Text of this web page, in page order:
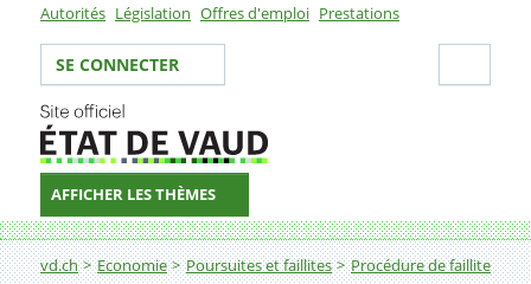
Sous-navigation
Autorités Législation Offres d'emploi Prestations
Votre identité
SE CONNECTER
AFFICHER LES THÈMES
Fil d'Ariane
vd.ch Economie Poursuites et faillites Procédure de faillite
Vous êtes poursuivant (créancier)